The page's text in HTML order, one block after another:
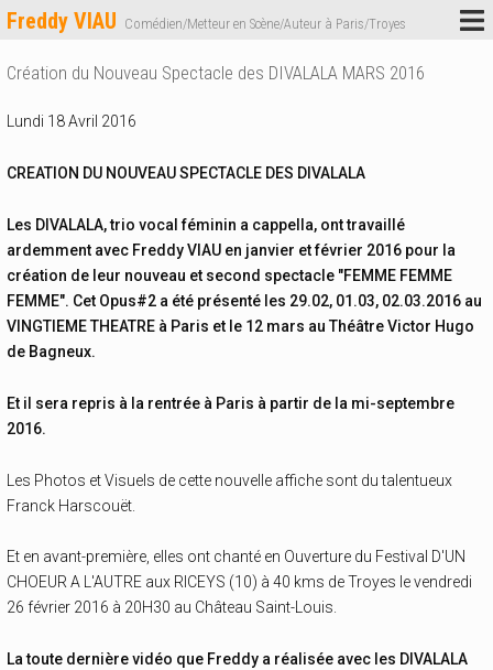
Freddy VIAU Comédien/Metteur en Scène/Auteur à Paris/Troyes
Création du Nouveau Spectacle des DIVALALA MARS 2016
Lundi 18 Avril 2016
CREATION DU NOUVEAU SPECTACLE DES DIVALALA
Les DIVALALA, trio vocal féminin a cappella, ont travaillé
ardemment avec Freddy VIAU en janvier et février 2016 pour la
création de leur nouveau et second spectacle "FEMME FEMME
FEMME". Cet Opus#2 a été présenté les 29.02, 01.03, 02.03.2016 au
VINGTIEME THEATRE à Paris et le 12 mars au Théâtre Victor Hugo
de Bagneux.
Et il sera repris à la rentrée à Paris à partir de la mi-septembre
2016.
Les Photos et Visuels de cette nouvelle affiche sont du talentueux
Franck Harscouët.
Et en avant-première, elles ont chanté en Ouverture du Festival D'UN
CHOEUR A L'AUTRE aux RICEYS (10) à 40 kms de Troyes le vendredi
26 février 2016 à 20H30 au Château Saint-Louis.
La toute dernière vidéo que Freddy a réalisée avec les DIVALALA